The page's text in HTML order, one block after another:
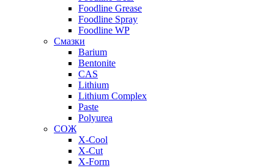
Foodline Grease
Foodline Spray
Foodline WP
Смазки
Barium
Bentonite
CAS
Lithium
Lithium Complex
Paste
Polyurea
СОЖ
X-Cool
X-Cut
X-Form